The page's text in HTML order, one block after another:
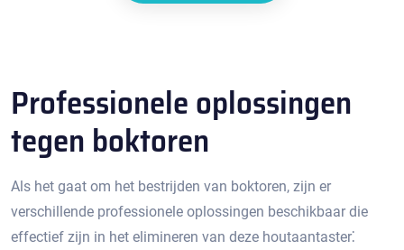
Professionele oplossingen
tegen boktoren
Als het gaat om het bestrijden van boktoren, zijn er
verschillende professionele oplossingen beschikbaar die
effectief zijn in het elimineren van deze houtaantaster⁚